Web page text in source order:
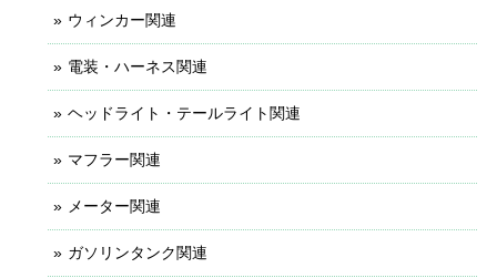
ウィンカー関連
電装・ハーネス関連
ヘッドライト・テールライト関連
マフラー関連
メーター関連
ガソリンタンク関連